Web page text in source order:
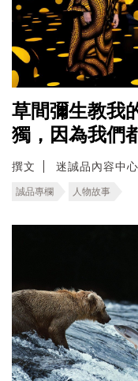
草間彌生教我
獨，因為我們
撰文 迷誠品內容中心
誠品專欄 人物故事